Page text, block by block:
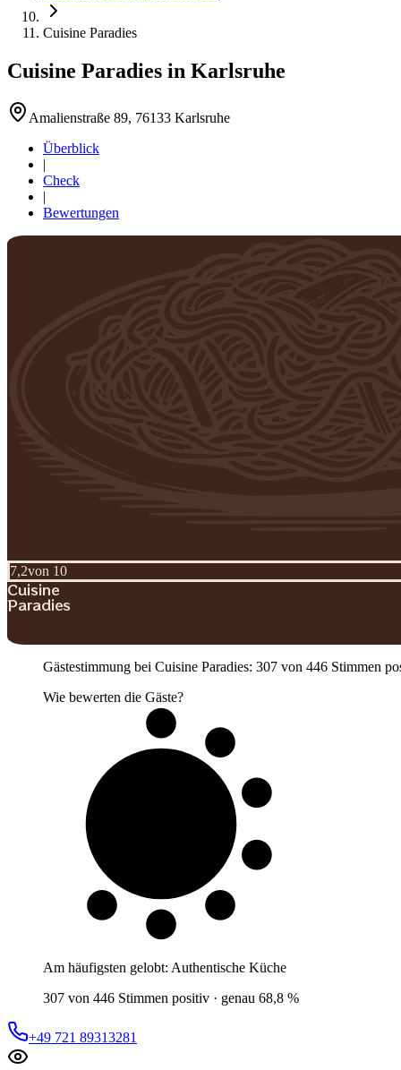
Cuisine Paradies
Cuisine Paradies in Karlsruhe
Amalienstraße 89, 76133 Karlsruhe
Überblick
|
Check
|
Bewertungen
7,2von 10
Cuisine
Paradies
Gästestimmung bei Cuisine Paradies: 307 von 446 Stimmen
Wie bewerten die Gäste?
Am häufigsten gelobt: Authentische Küche
307 von 446 Stimmen positiv · genau 68,8 %
+49 721 89313281